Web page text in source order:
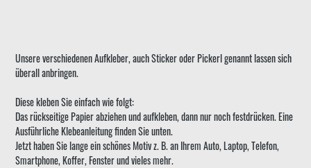
Unsere verschiedenen Aufkleber, auch Sticker oder Pickerl genannt lassen sich
überall anbringen.
Diese kleben Sie einfach wie folgt:
Das rückseitige Papier abziehen und aufkleben, dann nur noch festdrücken. Eine
Ausführliche Klebeanleitung finden Sie unten.
Jetzt haben Sie lange ein schönes Motiv z. B. an Ihrem Auto, Laptop, Telefon,
Smartphone, Koffer, Fenster und vieles mehr.